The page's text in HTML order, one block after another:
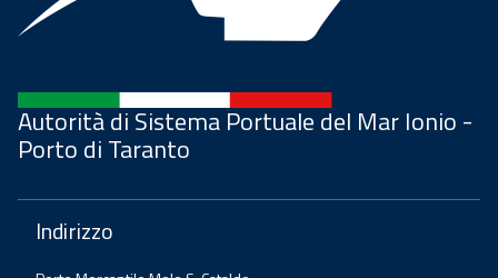
Autorità di Sistema Portuale del Mar Ionio -
Porto di Taranto
Indirizzo